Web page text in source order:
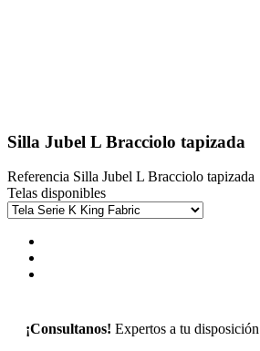
Silla Jubel L Bracciolo tapizada
Referencia Silla Jubel L Bracciolo tapizada
Telas disponibles
¡Consultanos! Expertos a tu disposición